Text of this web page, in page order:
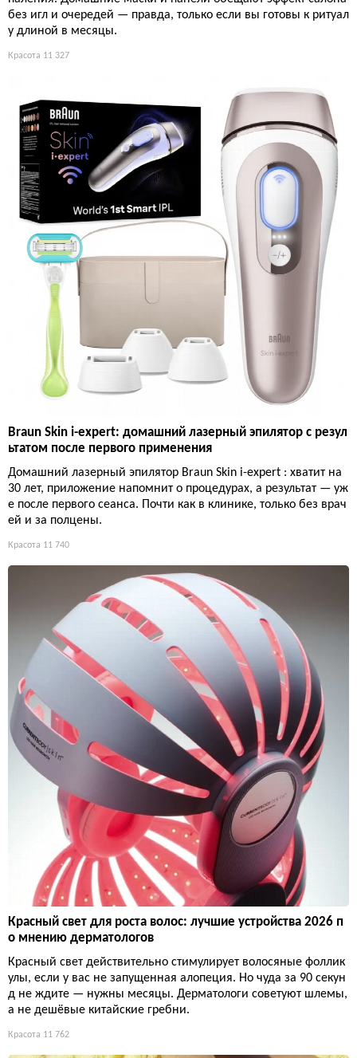
без игл и очередей — правда, только если вы готовы к ритуал
у длиной в месяцы.
Красота 11 327
Braun Skin i-expert: домашний лазерный эпилятор с резул
ьтатом после первого применения
Домашний лазерный эпилятор Braun Skin i-expert : хватит на
30 лет, приложение напомнит о процедурах, а результат — уж
е после первого сеанса. Почти как в клинике, только без врач
ей и за полцены.
Красота 11 740
Красный свет для роста волос: лучшие устройства 2026 п
о мнению дерматологов
Красный свет действительно стимулирует волосяные фоллик
улы, если у вас не запущенная алопеция. Но чуда за 90 секун
д не ждите — нужны месяцы. Дерматологи советуют шлемы,
а не дешёвые китайские гребни.
Красота 11 762